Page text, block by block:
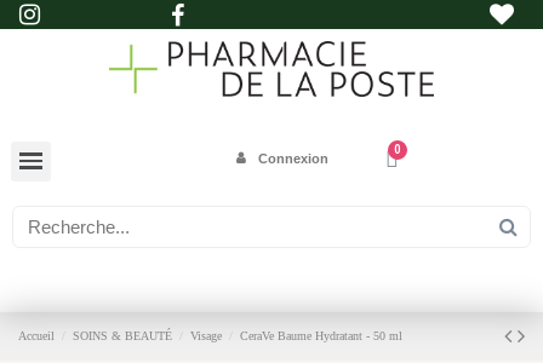
Connexion
Accueil SOINS & BEAUTÉ Visage CeraVe Baume Hydratant - 50 ml